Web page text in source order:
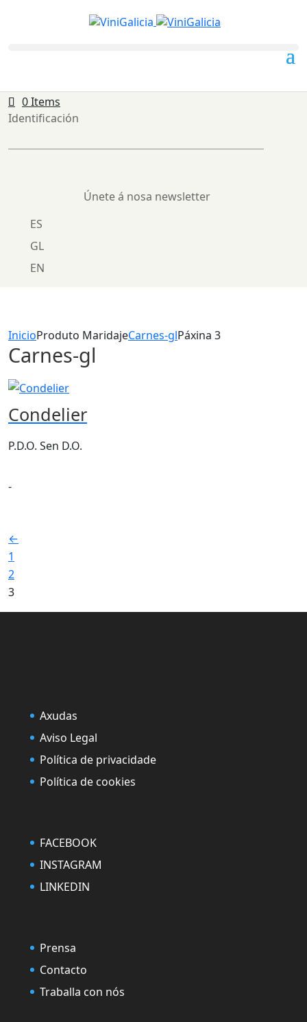
0 Items
Identificación
Únete á nosa newsletter
ES
GL
EN
InicioProduto MaridajeCarnes-glPáxina 3
Carnes-gl
Condelier
P.D.O. Sen D.O.
-
←
1
2
3
Axudas
Aviso Legal
Política de privacidade
Política de cookies
FACEBOOK
INSTAGRAM
LINKEDIN
Prensa
Contacto
Traballa con nós